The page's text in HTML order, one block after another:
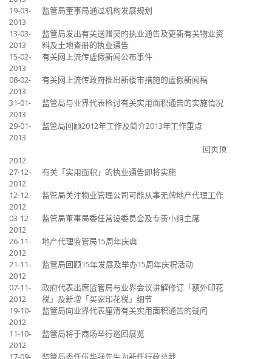
19-03-
2013
监管局董事局通过机构发展规划
13-03-
2013
监管局发出有关送赠契的执业通告及更新有关物业资
料及土地查册的执业通告
15-02-
2013
有关网上流传虚假新闻公布事件
08-02-
2013
有关网上流传政府推出新楼市措施的虚假新闻稿
31-01-
2013
监管局与业界代表检讨有关实用面积通告的实施情况
29-01-
2013
监管局回顾2012年工作及简介2013年工作重点
回页顶
2012
27-12-
2012
有关「实用面积」的执业通告即将实施
12-12-
2012
监管局关注物业管理公司可能从事无牌地产代理工作
03-12-
2012
监管局董事局委任常设委员会及专责小组主席
26-11-
2012
地产代理监管局15周年庆典
21-11-
2012
监管局回顾15年发展及举办15周年庆祝活动
07-11-
2012
政府代表出席监管局与业界会议讲解修订「额外印花
税」及新增「买家印花税」细节
19-10-
2012
监管局向业界代表厘清有关实用面积通告的疑问
11-10-
2012
监管局将于商场举行巡回展览
17-09- 监管局委任伍华强先生为新任行政总裁